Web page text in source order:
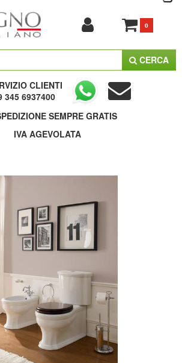
0
CERCA
CLIENTI
345 6937400
SEMPRE GRATIS
IVA AGEVOLATA